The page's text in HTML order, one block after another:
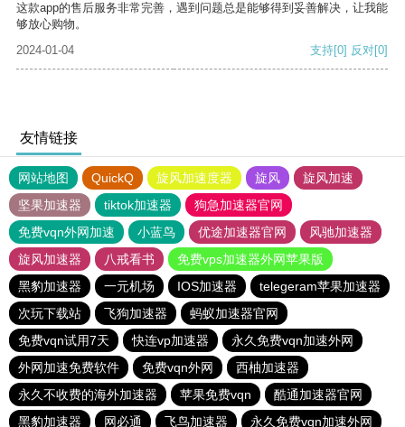
这款app的售后服务非常完善，遇到问题总是能够得到妥善解决，让我能
够放心购物。
2024-01-04
支持[0] 反对[0]
友情链接
网站地图 QuickQ 旋风加速度器 旋风
旋风加速
坚果加速器
tiktok加速器
狗急加速器官网
免费vqn外网加速
小蓝鸟 优途加速器官网
风驰加速器
旋风加速器
八戒看书
免费vps加速器外网苹果版
黑豹加速器
一元机场 IOS加速器
telegeram苹果加速器
次玩下载站
飞狗加速器
蚂蚁加速器官网
免费vqn试用7天
快连vp加速器
永久免费vqn加速外网
外网加速免费软件
免费vqn外网
西柚加速器
永久不收费的海外加速器
苹果免费vqn
酷通加速器官网
黑豹加速器
网必通 飞鸟加速器 永久免费vqn加速外网